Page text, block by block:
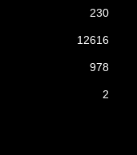
230
12616
978
2